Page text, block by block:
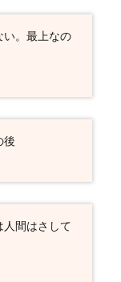
い。最上なの
後
人間はさして